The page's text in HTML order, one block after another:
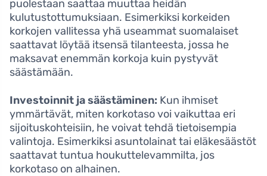
puolestaan saattaa muuttaa heidän
kulutustottumuksiaan. Esimerkiksi korkeiden
korkojen vallitessa yhä useammat suomalaiset
saattavat löytää itsensä tilanteesta, jossa he
maksavat enemmän korkoja kuin pystyvät
säästämään.
Investoinnit ja säästäminen: Kun ihmiset
ymmärtävät, miten korkotaso voi vaikuttaa eri
sijoituskohteisiin, he voivat tehdä tietoisempia
valintoja. Esimerkiksi asuntolainat tai eläkesäästöt
saattavat tuntua houkuttelevammilta, jos
korkotaso on alhainen.